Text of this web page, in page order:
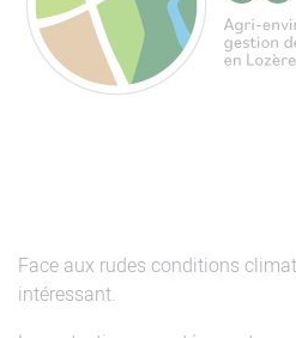
Face aux rudes conditions
intéressant.